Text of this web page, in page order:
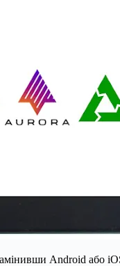
Android або